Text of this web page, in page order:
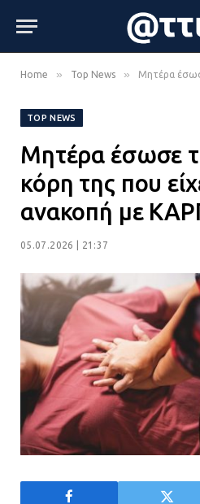
Home » Top News » Μητέρα έσωσε την
TOP NEWS
Μητέρα έσωσε
κόρη της που
ανακοπή με
05.07.2026 | 21:37